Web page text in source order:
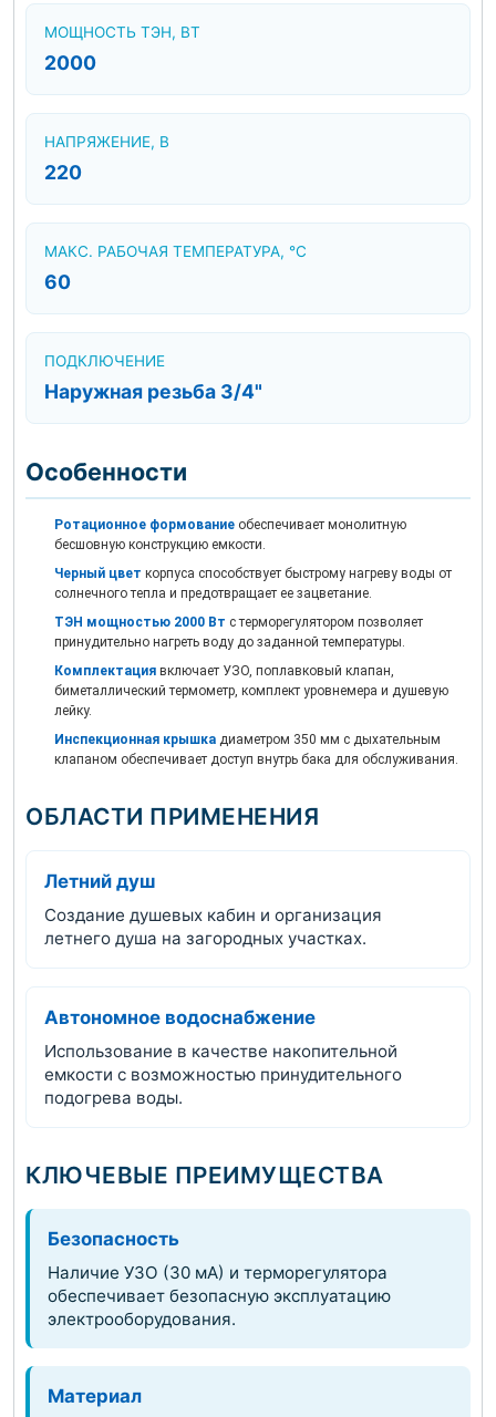
МОЩНОСТЬ ТЭН, ВТ
2000
НАПРЯЖЕНИЕ, В
220
МАКС. РАБОЧАЯ ТЕМПЕРАТУРА, °C
60
ПОДКЛЮЧЕНИЕ
Наружная резьба 3/4"
Особенности
Ротационное формование обеспечивает монолитную
бесшовную конструкцию емкости.
Черный цвет корпуса способствует быстрому нагреву воды от
солнечного тепла и предотвращает ее зацветание.
ТЭН мощностью 2000 Вт с терморегулятором позволяет
принудительно нагреть воду до заданной температуры.
Комплектация включает УЗО, поплавковый клапан,
биметаллический термометр, комплект уровнемера и душевую
лейку.
Инспекционная крышка диаметром 350 мм с дыхательным
клапаном обеспечивает доступ внутрь бака для обслуживания.
ОБЛАСТИ ПРИМЕНЕНИЯ
Летний душ
Создание душевых кабин и организация
летнего душа на загородных участках.
Автономное водоснабжение
Использование в качестве накопительной
емкости с возможностью принудительного
подогрева воды.
КЛЮЧЕВЫЕ ПРЕИМУЩЕСТВА
Безопасность
Наличие УЗО (30 мА) и терморегулятора
обеспечивает безопасную эксплуатацию
электрооборудования.
Материал